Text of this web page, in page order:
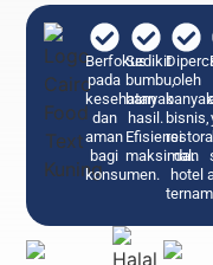
Berfokus
pada
kesehatan
dan
aman
bagi
konsumen.
Sedikit
bumbu,
banyak
hasil.
Efisiensi
maksimal.​
oleh
bisnis,
dan
hotel